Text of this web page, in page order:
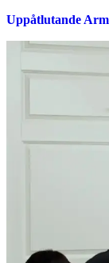
Uppåtlutande